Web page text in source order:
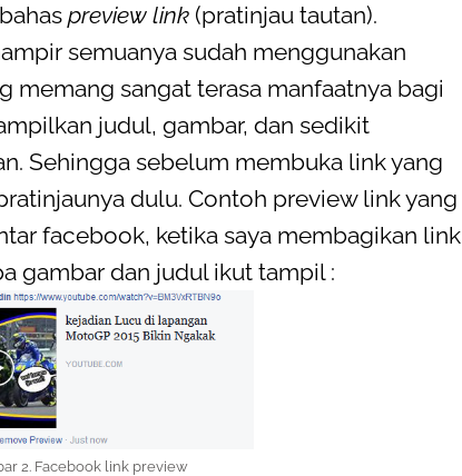
preview link (pratinjau tautan).
semuanya sudah menggunakan
memang sangat terasa manfaatnya bagi
judul, gambar, dan sedikit
Sehingga sebelum membuka link yang
dulu. Contoh preview link yang
facebook, ketika saya membagikan link
gambar dan judul ikut tampil :
2. Facebook link preview